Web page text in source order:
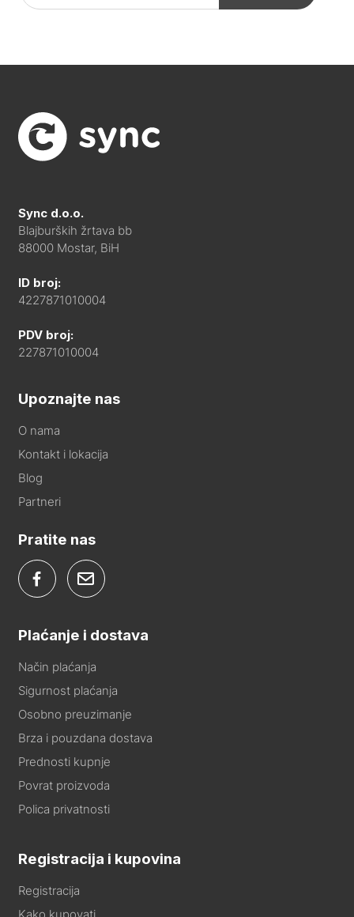
Sync d.o.o.
Blajburških žrtava bb
88000 Mostar, BiH
ID broj:
4227871010004
PDV broj:
227871010004
Upoznajte nas
O nama
Kontakt i lokacija
Blog
Partneri
Pratite nas
Plaćanje i dostava
Način plaćanja
Sigurnost plaćanja
Osobno preuzimanje
Brza i pouzdana dostava
Prednosti kupnje
Povrat proizvoda
Polica privatnosti
Registracija i kupovina
Registracija